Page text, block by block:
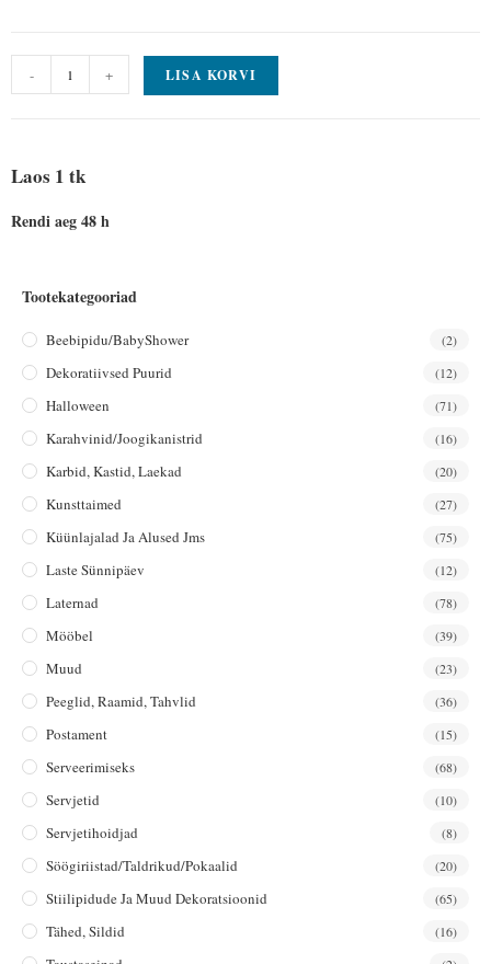
- + LISA KORVI
Laos 1 tk
Rendi aeg 48 h
Tootekategooriad
Beebipidu/BabyShower (2)
Dekoratiivsed Puurid (12)
Halloween (71)
Karahvinid/joogikanistrid (16)
Karbid, Kastid, Laekad (20)
Kunsttaimed (27)
Küünlajalad Ja Alused Jms (75)
Laste Sünnipäev (12)
Laternad (78)
Mööbel (39)
Muud (23)
Peeglid, Raamid, Tahvlid (36)
Postament (15)
Serveerimiseks (68)
Servjetid (10)
Servjetihoidjad (8)
Söögiriistad/taldrikud/pokaalid (20)
Stiilipidude Ja Muud Dekoratsioonid (65)
Tähed, Sildid (16)